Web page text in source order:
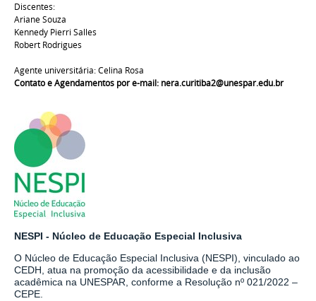
Discentes:
Ariane Souza
Kennedy Pierri Salles
Robert Rodrigues
Agente universitária: Celina Rosa
Contato e Agendamentos por e-mail: nera.curitiba2@unespar.edu.br
NESPI - Núcleo de Educação Especial Inclusiva
O Núcleo de Educação Especial Inclusiva (NESPI), vinculado ao
CEDH, atua na promoção da acessibilidade e da inclusão
acadêmica na UNESPAR, conforme a Resolução nº 021/2022 –
CEPE.